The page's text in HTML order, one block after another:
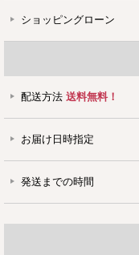
ショッピングローン
配送方法 送料無料！
お届け日時指定
発送までの時間